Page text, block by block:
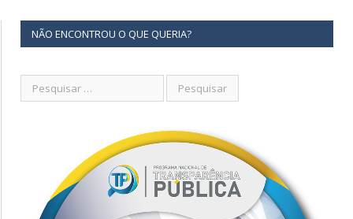
NÃO ENCONTROU O QUE QUERIA?